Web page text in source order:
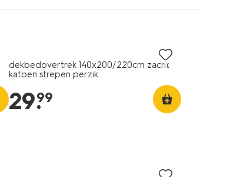
dekbedovertrek 140x200/220cm zacht
katoen strepen perzik
29.
99